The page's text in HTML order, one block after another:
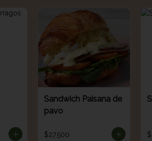
Sandwich Paisana de
pavo
$27.500